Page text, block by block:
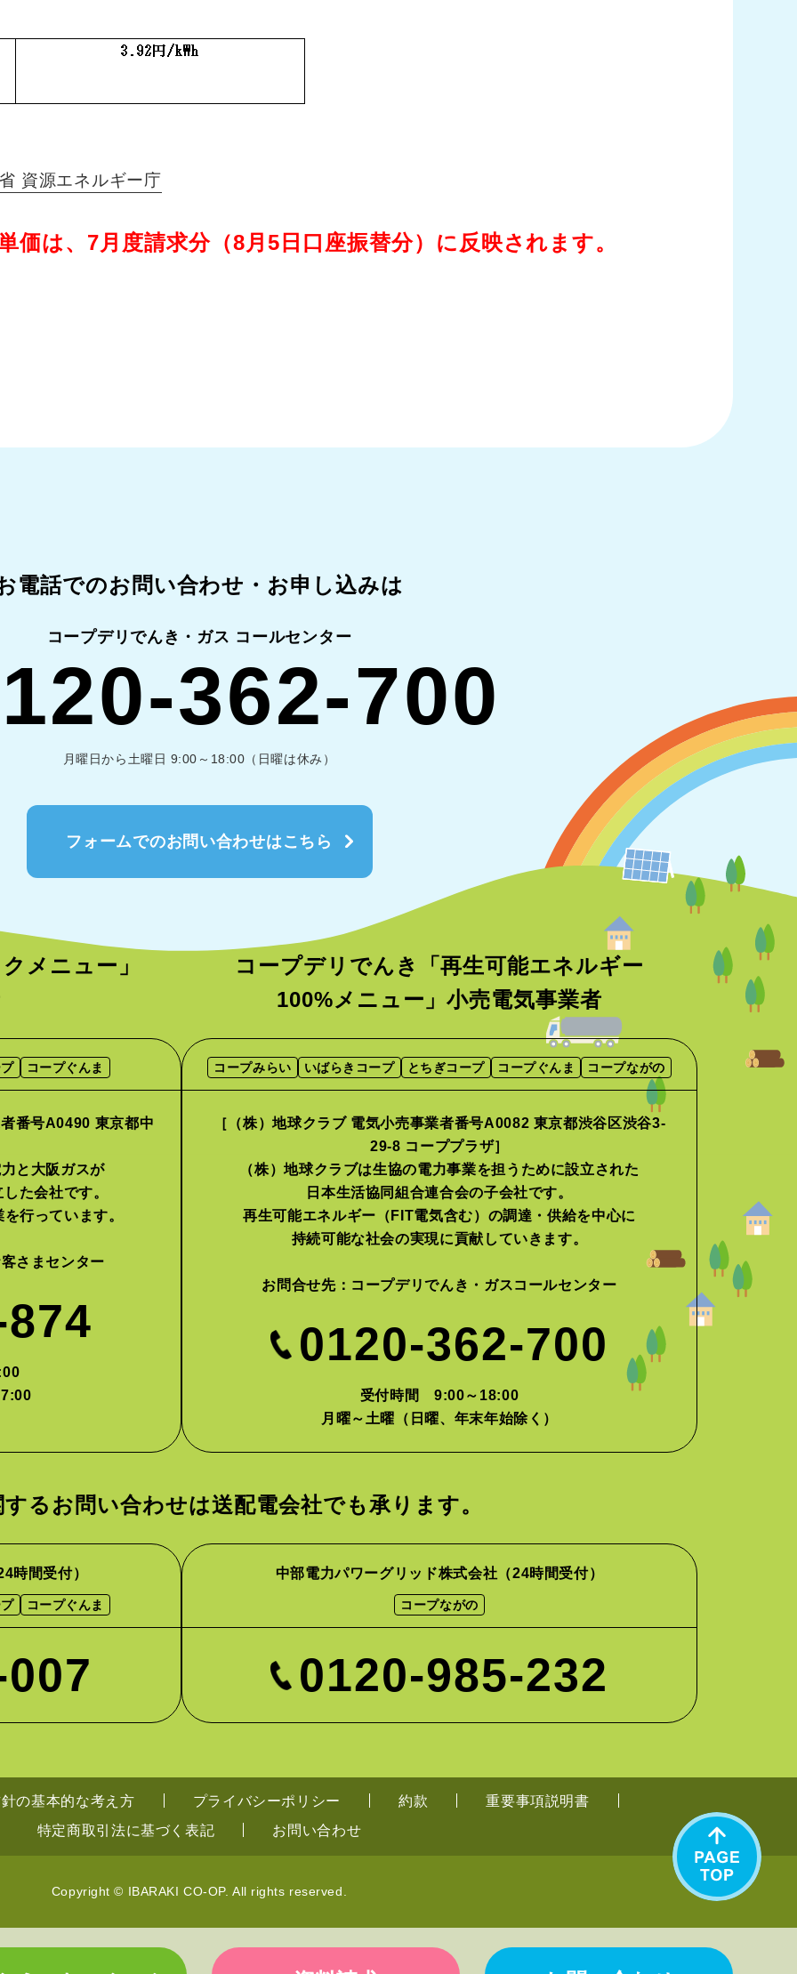
資源エネルギー庁
は、7月度請求分（8月5日口座振替分）に反映されます。
電話でのお問い合わせ・ お申し込みは
コープデリでんき・ガス コールセンター
362-700
月曜日から土曜日 9:00～18:00（日曜は休み）
フォームでのお問い合わせはこちら
メニュー」
コープぐんま
番号A0490 東京都中
と大阪ガスが
た会社です。
行っています。
さまセンター
コープデリでんき「再生可能エネルギー
100%メニュー」小売電気事業者
コープみらい いばらきコープ とちぎコープ コープぐんま コープながの
［（株）地球クラブ 電気小売事業者番号A0082 東京都渋谷区渋谷3-
29-8 コーププラザ］
（株）地球クラブは生協の電力事業を担うために設立された
日本生活協同組合連合会の子会社です。
再生可能エネルギー（FIT電気含む）の調達・供給を中心に
持続可能な社会の実現に貢献していきます。
お問合せ先： コープデリでんき・ガスコールセンター
0120-362-700
受付時間 9:00～18:00
月曜～土曜（日曜、年末年始除く）
るお問い合わせは送配電会社でも承ります。
時間受付）
コープぐんま
中部電力パワーグリッド株式会社 （24時間受付）
コープながの
0120-985-232
の基本的な考え方 プライバシーポリシー 約款
重要事項説明書
特定商取引法に基づく表記
お問い合わせ
Copyright © IBARAKI CO-OP. All rights reserved.